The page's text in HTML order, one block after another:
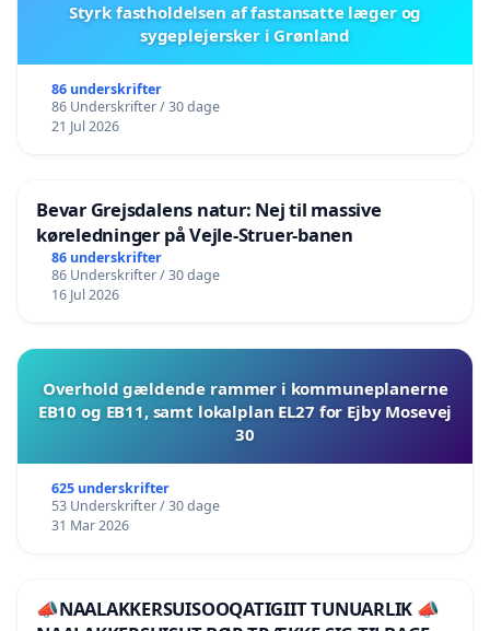
Styrk fastholdelsen af fastansatte læger og
sygeplejersker i Grønland
86 underskrifter
86 Underskrifter / 30 dage
21 Jul 2026
Bevar Grejsdalens natur: Nej til massive
køreledninger på Vejle-Struer-banen
86 underskrifter
86 Underskrifter / 30 dage
16 Jul 2026
Overhold gældende rammer i kommuneplanerne
EB10 og EB11, samt lokalplan EL27 for Ejby Mosevej
30
625 underskrifter
53 Underskrifter / 30 dage
31 Mar 2026
📣NAALAKKERSUISOOQATIGIIT TUNUARLIK 📣